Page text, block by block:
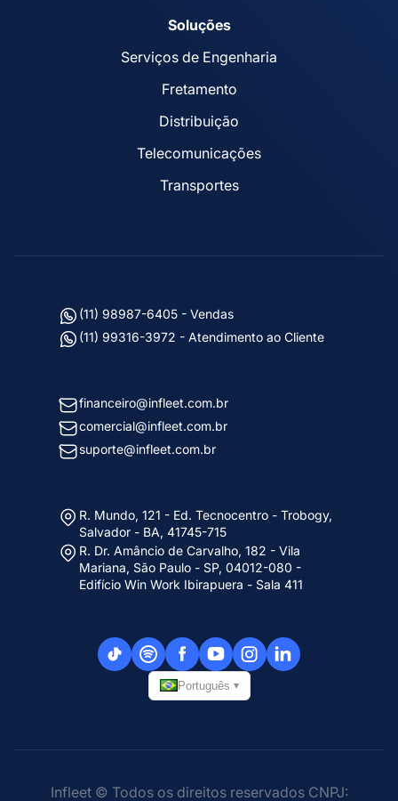
Soluções
Serviços de Engenharia
Fretamento
Distribuição
Telecomunicações
Transportes
(11) 98987-6405 - Vendas
(11) 99316-3972 - Atendimento ao Cliente
financeiro@infleet.com.br
comercial@infleet.com.br
suporte@infleet.com.br
R. Mundo, 121 - Ed. Tecnocentro - Trobogy,
Salvador - BA, 41745-715
R. Dr. Amâncio de Carvalho, 182 - Vila
Mariana, São Paulo - SP, 04012-080 -
Edifício Win Work Ibirapuera - Sala 411
Português ▾
Infleet © Todos os direitos reservados CNPJ: